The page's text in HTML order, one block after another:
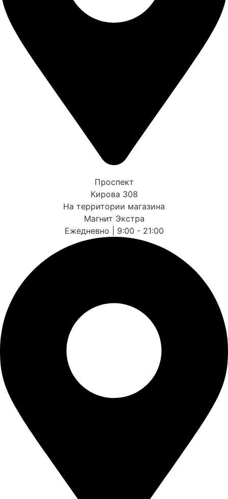
Проспект
Кирова 308
На территории магазина
Магнит Экстра
Ежедневно | 9:00 - 21:00